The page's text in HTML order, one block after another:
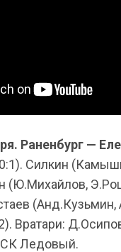
Раненбург —
Силкин
(Ю.Михайлов,
Вратари:
СК Ледовый.